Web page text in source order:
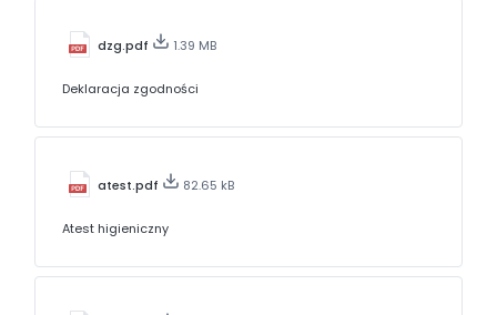
dzg.pdf 1.39 MB
Deklaracja zgodności
atest.pdf 82.65 kB
Atest higieniczny